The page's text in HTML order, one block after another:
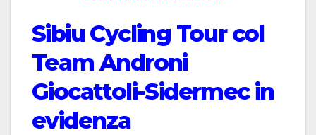
Sibiu Cycling Tour col
Team Androni
Giocattoli-Sidermec in
evidenza